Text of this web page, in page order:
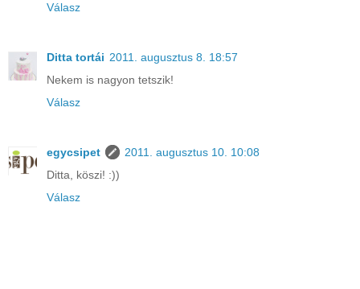
Válasz
Ditta tortái 2011. augusztus 8. 18:57
Nekem is nagyon tetszik!
Válasz
egycsipet
2011. augusztus 10. 10:08
Ditta, köszi! :))
Válasz